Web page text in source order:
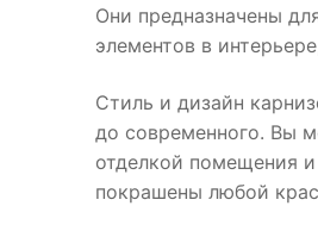
Они предназначены
элементов в
Стиль и дизайн
до современного. Вы
отделкой помещения
покрашены любой